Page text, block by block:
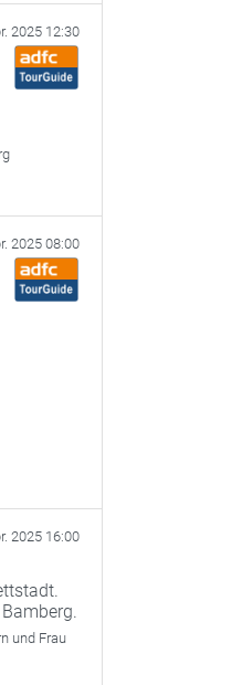
2025 12:30
2025 08:00
2025 16:00
und Frau